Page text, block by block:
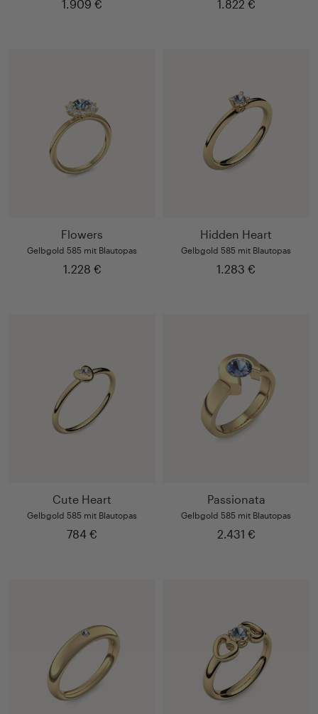
1.909 € 1.822 €
Flowers
Gelbgold 585 mit Blautopas
1.228 €
Hidden Heart
Gelbgold 585 mit Blautopas
1.283 €
Cute Heart
Gelbgold 585 mit Blautopas
784 €
Passionata
Gelbgold 585 mit Blautopas
2.431 €